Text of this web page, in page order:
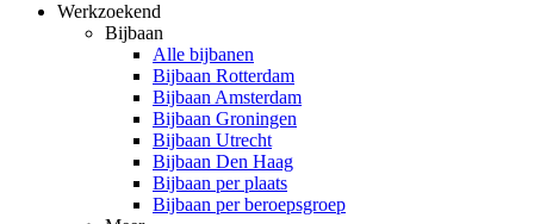
Werkzoekend
Bijbaan
Alle bijbanen
Bijbaan Rotterdam
Bijbaan Amsterdam
Bijbaan Groningen
Bijbaan Utrecht
Bijbaan Den Haag
Bijbaan per plaats
Bijbaan per beroepsgroep